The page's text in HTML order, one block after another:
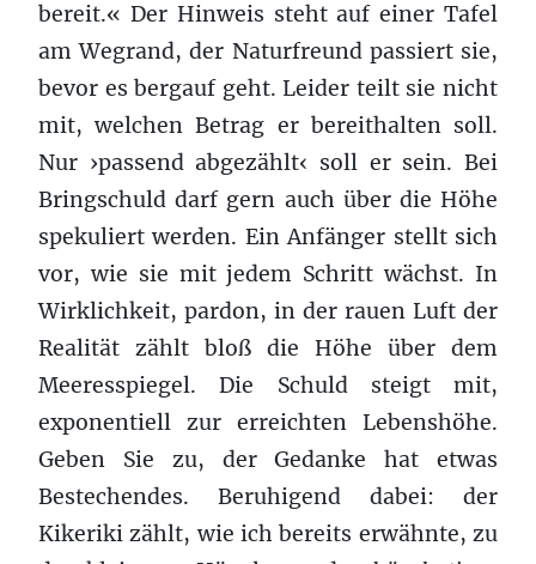
bereit.« Der Hinweis steht auf einer Tafel
am Wegrand, der Naturfreund passiert sie,
bevor es bergauf geht. Leider teilt sie nicht
mit, welchen Betrag er bereithalten soll.
Nur ›passend abgezählt‹ soll er sein. Bei
Bringschuld darf gern auch über die Höhe
spekuliert werden. Ein Anfänger stellt sich
vor, wie sie mit jedem Schritt wächst. In
Wirklichkeit, pardon, in der rauen Luft der
Realität zählt bloß die Höhe über dem
Meeresspiegel. Die Schuld steigt mit,
exponentiell zur erreichten Lebenshöhe.
Geben Sie zu, der Gedanke hat etwas
Bestechendes. Beruhigend dabei: der
Kikeriki zählt, wie ich bereits erwähnte, zu